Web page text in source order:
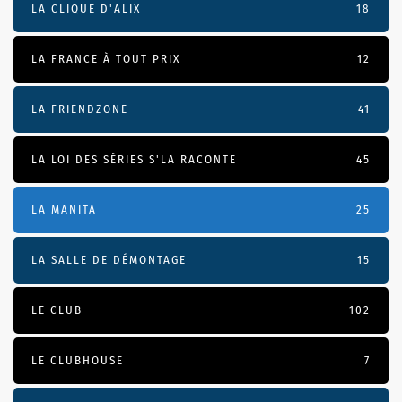
LA CLIQUE D'ALIX 18
LA FRANCE À TOUT PRIX 12
LA FRIENDZONE 41
LA LOI DES SÉRIES S'LA RACONTE 45
LA MANITA 25
LA SALLE DE DÉMONTAGE 15
LE CLUB 102
LE CLUBHOUSE 7